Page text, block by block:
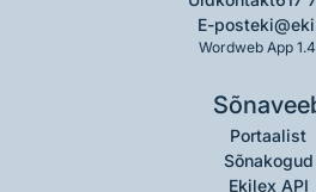
E-post
Wordweb App
Portaalist
Sõnakogud
Ekilex API